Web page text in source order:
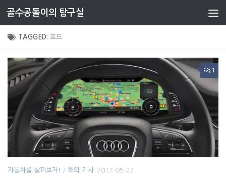
Skip to content
골수공돌이의 탐구실
TAGGED:포드
1
자동차를 살펴보자! / 해외 기사 2017-05-22